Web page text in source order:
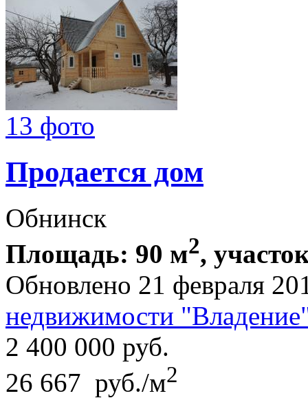
13 фото
Продается дом
Обнинск
Площадь: 90 м2,
Обновлено 21 февраля
недвижимости
2 400 000 руб.
26 667 руб./м2